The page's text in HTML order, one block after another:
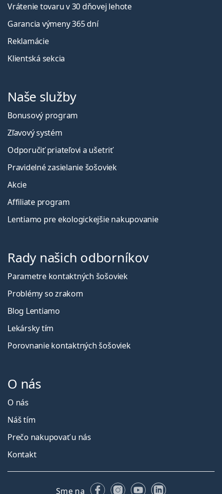
Vrátenie tovaru v 30 dňovej lehote
Garancia výmeny 365 dní
Reklamácie
Klientská sekcia
Naše služby
Bonusový program
Zľavový systém
Odporučiť priateľovi a ušetriť
Pravidelné zasielanie šošoviek
Akcie
Affiliate program
Lentiamo pre ekologickejšie nakupovanie
Rady našich odborníkov
Parametre kontaktných šošoviek
Problémy so zrakom
Blog Lentiamo
Lekársky tím
Porovnanie kontaktných šošoviek
O nás
O nás
Náš tím
Prečo nakupovať u nás
Kontakt
Sme na FacebookuInstagrame
YouTubeLinkedIn